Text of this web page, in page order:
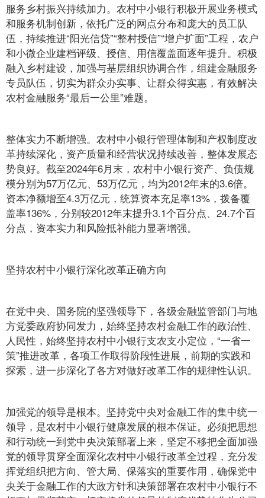
服务乡村振兴持续加力。农村中小银行积极开展业务模式
和服务机制创新，依托广泛的网点分布和庞大的员工队
伍，持续推进“阳光信贷”“整村授信”“增户扩面”工程，农户
和小微企业建档评级、授信、用信覆盖面逐年提升。积极
融入乡村建设，加强与基层组织协调合作，组建金融服务
专员队伍，切实为群众办实事、让群众得实惠，有效解决
农村金融服务“最后一公里”难题。
整体实力不断增强。农村中小银行管理体制和产权制度改
革持续深化，资产质量和经营状况持续改善，整体发展态
势良好。截至2024年6月末，农村中小银行资产、负债规
模分别为57万亿元、53万亿元，均为2012年末的3.6倍。
资本净额增至4.3万亿元，统算资本充足率13%，拨备覆
盖率136%，分别较2012年末提升3.1个百分点、24.7个百
分点，资本实力和风险抵补能力显著增强。
坚持农村中小银行深化改革正确方向
在党中央、国务院的坚强领导下，各级金融监管部门与地
方党委政府协同发力，始终坚持农村金融工作的政治性、
人民性，始终坚持农村中小银行支农支小定位，“一省一
策”推进改革，各项工作取得阶段性进展，前期的实践和
探索，进一步深化了各方对做好改革工作的规律性认识。
加强党的领导是根本。坚持党中央对金融工作的集中统一
领导，是农村中小银行健康发展的根本保证。必须把思想
和行动统一到党中央决策部署上来，坚定不移把全面加强
党的领导贯穿全面深化农村中小银行改革全过程，充分发
挥党组织把方向、管大局、保落实的重要作用，确保党中
央关于金融工作的大政方针和决策部署在农村中小银行不